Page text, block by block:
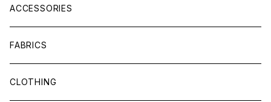
ACCESSORIES
FABRICS
CLOTHING